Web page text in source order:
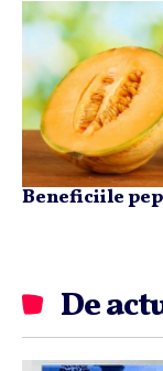
Beneficiile
De